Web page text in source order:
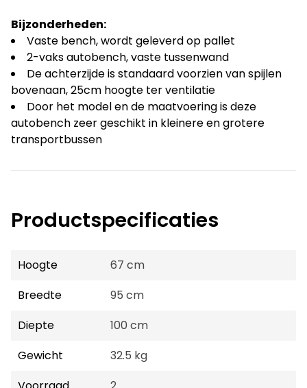
Bijzonderheden:
Vaste bench, wordt geleverd op pallet
2-vaks autobench, vaste tussenwand
De achterzijde is standaard voorzien van spijlen
bovenaan, 25cm hoogte ter ventilatie
Door het model en de maatvoering is deze
autobench zeer geschikt in kleinere en grotere
transportbussen
Productspecificaties
Hoogte
67 cm
Breedte
95 cm
Diepte
100 cm
Gewicht
32.5 kg